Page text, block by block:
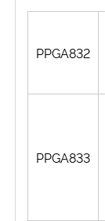
PPGA832
PPGA833